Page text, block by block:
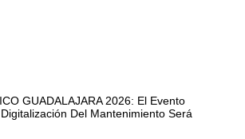
GUADALAJARA 2026: El Evento
Del Mantenimiento Será